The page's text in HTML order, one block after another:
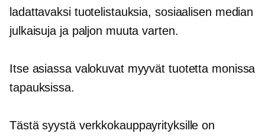
ladattavaksi tuotelistauksia, sosiaalisen median
julkaisuja ja paljon muuta varten.
Itse asiassa valokuvat myyvät tuotetta monissa
tapauksissa.
Tästä syystä verkkokauppayrityksille on